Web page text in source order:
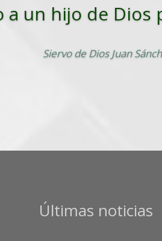
a un hijo de Dios
Siervo de Dios Juan
Últimas noticias